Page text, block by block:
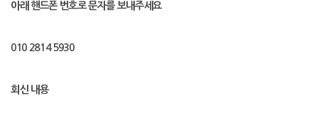
아래 핸드폰 번호로 문자를 보내주세요
010 2814 5930
회신 내용